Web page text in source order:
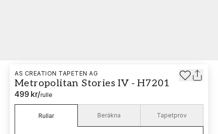
AS CREATION TAPETEN AG
Metropolitan Stories IV - H7201
499 kr/rulle
Rullar Beräkna Tapetprov